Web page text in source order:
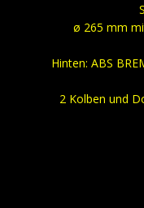
ø 265 mm
Hinten: ABS
2 Kolben und